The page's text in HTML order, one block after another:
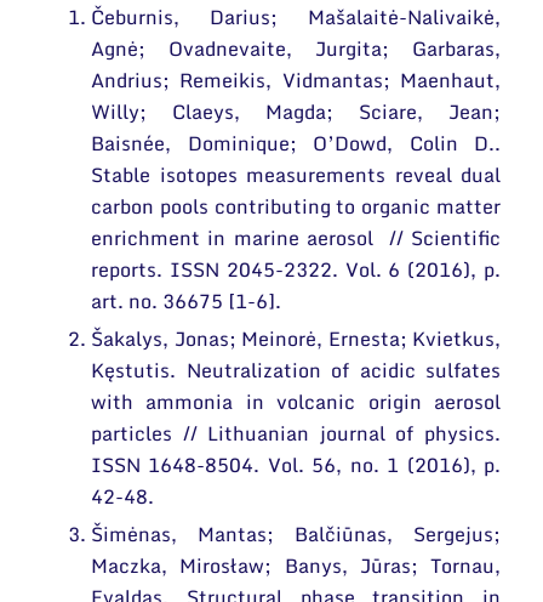
Duomenų apsauga
Darbuotojams
Nuorodos
Narystė nacionalinėse ir tarptautinėse
organizacijose bei asociacijose
Mokslo taryba
Tarptautinė patarėjų taryba
Mokslininkai emeritai
Leidiniai
Bendri rekvizitai
Administracija
Darbuotojų kontaktai
Ilgalaikės programos
Moksliniai skyriai
Mokslinės publikacijos
Mokslo projektai
Patentai
Mokslo renginiai
Informacija studentams
Informacija moksleiviams ir mokytojams
Nuo moksleivio iki mokslininko
Čeburnis, Darius; Mašalaitė-Nalivaikė,
Agnė; Ovadnevaite, Jurgita; Garbaras,
Andrius; Remeikis, Vidmantas; Maenhaut,
Willy; Claeys, Magda; Sciare, Jean;
Baisnée, Dominique; O’Dowd, Colin D..
Stable isotopes measurements reveal dual
carbon pools contributing to organic matter
enrichment in marine aerosol // Scientific
reports. ISSN 2045-2322. Vol. 6 (2016), p.
art. no. 36675 [1-6].
Šakalys, Jonas; Meinorė, Ernesta; Kvietkus,
Kęstutis. Neutralization of acidic sulfates
with ammonia in volcanic origin aerosol
particles // Lithuanian journal of physics.
ISSN 1648-8504. Vol. 56, no. 1 (2016), p.
42-48.
Šimėnas, Mantas; Balčiūnas, Sergejus;
Maczka, Mirosław; Banys, Jūras; Tornau,